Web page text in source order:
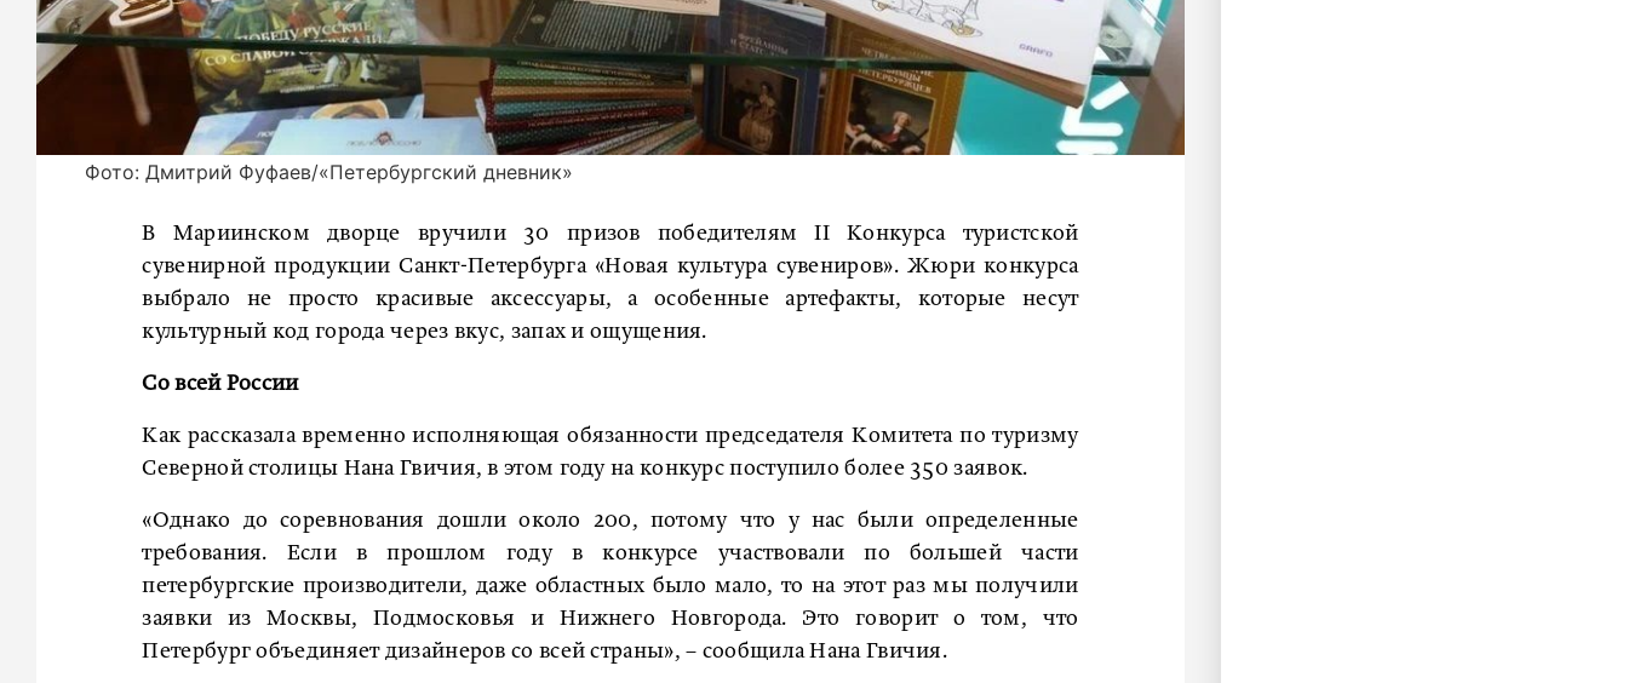
Фото: Дмитрий Фуфаев/«Петербургский дневник»
В Мариинском дворце вручили 30 призов победителям II Конкурса туристской
сувенирной продукции Санкт-Петербурга «Новая культура сувениров». Жюри конкурса
выбрало не просто красивые аксессуары, а особенные артефакты, которые несут
культурный код города через вкус, запах и ощущения.
Со всей России
Как рассказала временно исполняющая обязанности председателя Комитета по туризму
Северной столицы Нана Гвичия, в этом году на конкурс поступило более 350 заявок.
«Однако до соревнования дошли около 200, потому что у нас были определенные
требования. Если в прошлом году в конкурсе участвовали по большей части
петербургские производители, даже областных было мало, то на этот раз мы получили
заявки из Москвы, Подмосковья и Нижнего Новгорода. Это говорит о том, что
Петербург объединяет дизайнеров со всей страны», – сообщила Нана Гвичия.